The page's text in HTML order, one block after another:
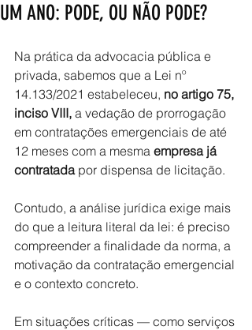
UM ANO: PODE, OU NÃO PODE?
Na prática da advocacia pública e
privada, sabemos que a Lei nº
14.133/2021 estabeleceu, no artigo 75,
inciso VIII, a vedação de prorrogação
em contratações emergenciais de até
12 meses com a mesma empresa já
contratada por dispensa de licitação.
Contudo, a análise jurídica exige mais
do que a leitura literal da lei: é preciso
compreender a finalidade da norma, a
motivaçāo da contratação emergencial
e o contexto concreto.
Em situações críticas — como serviços